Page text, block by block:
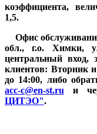
коэффициента,
1,5.
Офис
обл., г.о. Химки,
центральный
клиентов: Вторник и
до 14:00, либо
acc-c@en-st.ru и
ЦИТЭО".